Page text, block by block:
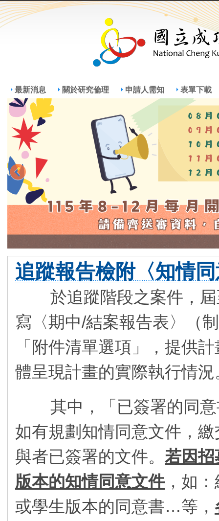
最新消息 關於研究倫理 申請人需知 表單下載
追蹤報告檢附〈知情
於追蹤階段之案件，屆
寫〈期中/結案報告表〉（
「附件清單選項」，提供
體呈現計畫的實際執行情況
其中，「已簽署的同意
如有規劃知情同意文件，
與者已簽署的文件。 若因
版本的知情同意文件，如
或學生版本的同意書…等，